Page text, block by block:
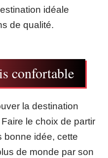
idéale
de qualité.
confortable
la destination
le choix de partir
bonne idée, cette
de monde par son